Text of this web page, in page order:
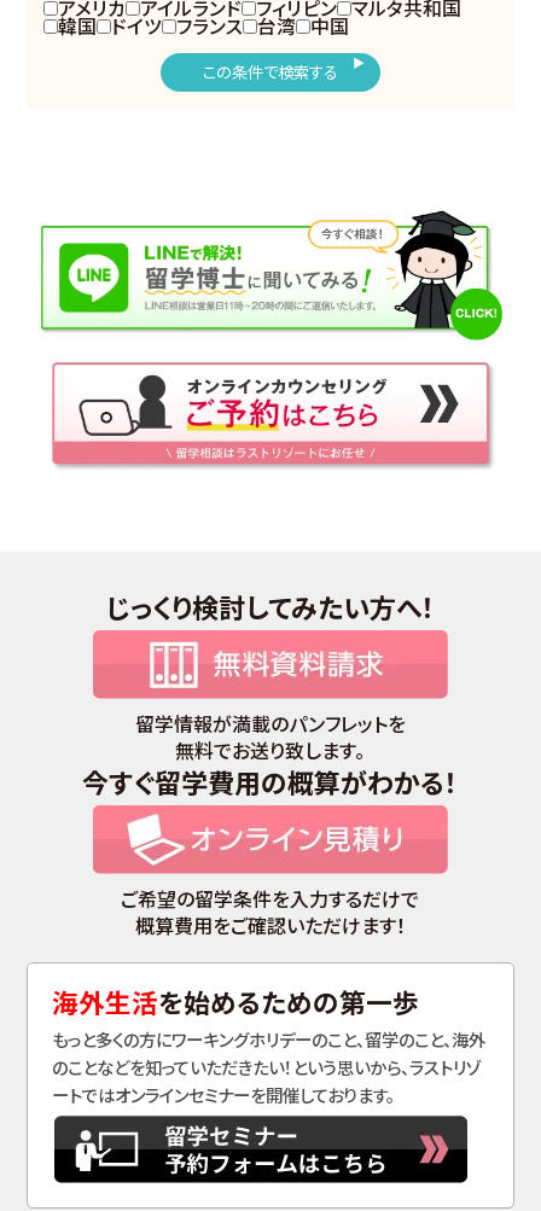
アメリカ アイルランド フィリピン マルタ共和国
韓国 ドイツ フランス 台湾 中国
この条件で検索する
じっくり検討してみたい方へ！
留学情報が満載のパンフレットを
無料でお送り致します。
今すぐ留学費用の概算がわかる！
ご希望の留学条件を入力するだけで
概算費用をご確認いただけます！
海外生活を始めるための第一歩
もっと多くの方にワーキングホリデーのこと、留学のこと、海外
のことなどを知っていただきたい！という思いから、ラストリゾ
ートではオンラインセミナーを開催しております。